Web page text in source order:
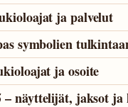
ja palvelut
symbolien
ja osoite
näyttelijät, jaksot ja